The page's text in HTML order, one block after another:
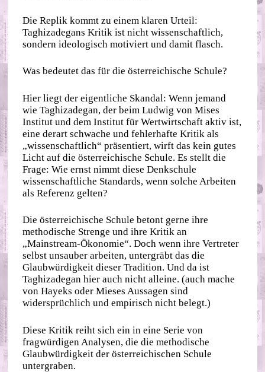
Die Replik kommt zu einem klaren Urteil:
Taghizadegans Kritik ist nicht wissenschaftlich,
sondern ideologisch motiviert und damit flasch.
Was bedeutet das für die österreichische Schule?
Hier liegt der eigentliche Skandal: Wenn jemand
wie Taghizadegan, der beim Ludwig von Mises
Institut und dem Institut für Wertwirtschaft aktiv ist,
eine derart schwache und fehlerhafte Kritik als
„wissenschaftlich“ präsentiert, wirft das kein gutes
Licht auf die österreichische Schule. Es stellt die
Frage: Wie ernst nimmt diese Denkschule
wissenschaftliche Standards, wenn solche Arbeiten
als Referenz gelten?
Die österreichische Schule betont gerne ihre
methodische Strenge und ihre Kritik an
„Mainstream-Ökonomie“. Doch wenn ihre Vertreter
selbst unsauber arbeiten, untergräbt das die
Glaubwürdigkeit dieser Tradition. Und da ist
Taghizadegan hier auch nicht alleine. (auch mache
von Hayeks oder Mieses Aussagen sind
widersprüchlich und empirisch nicht belegt.)
Diese Kritik reiht sich ein in eine Serie von
fragwürdigen Analysen, die die methodische
Glaubwürdigkeit der österreichischen Schule
untergraben.